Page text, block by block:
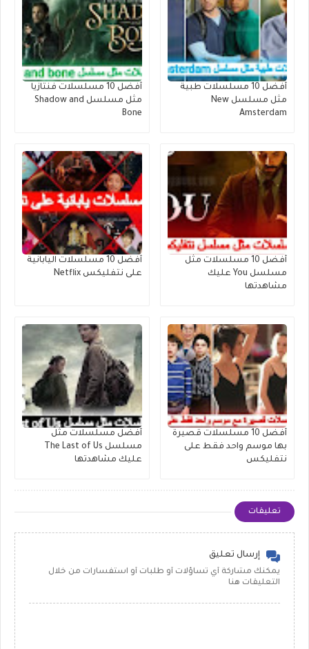
أفضل 10 مسلسلات طبية
مثل مسلسل New
Amsterdam
أفضل 10 مسلسلات فنتازيا
مثل مسلسل Shadow and
Bone
أفضل 10 مسلسلات مثل
مسلسل You عليك
مشاهدتها
أفضل 10 مسلسلات اليابانية
على نتفليكس Netflix
أفضل 10 مسلسلات قصيرة
بها موسم واحد فقط على
نتفليكس
أفضل مسلسلات مثل
مسلسل The Last of Us
عليك مشاهدتها
تعليقات
إرسال تعليق
يمكنك مشاركة أي تساؤلات أو طلبات أو استفسارات من خلال
التعليقات هنا